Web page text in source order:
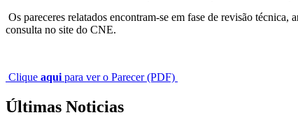
Os pareceres relatados encontram-se em fase de revisão
consulta no site do CNE.
Clique aqui para ver o Parecer (PDF)
Últimas Noticias